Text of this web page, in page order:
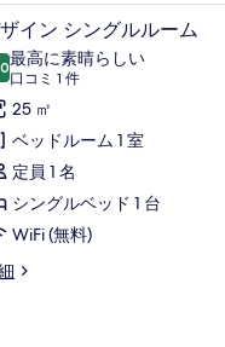
スク、遮光カーテン
4イン シングルルーム
点中 10.0
最高に素晴らしい
口コミ 1 件
(口
コ
ミ
1
件)
25 ㎡
ベッドルーム 1 室
定員 1 名
シングルベッド 1 台
WiFi (無料)